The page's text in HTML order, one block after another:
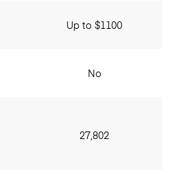
Up to $1100
No
27,802